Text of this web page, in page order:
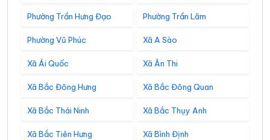
Phường Trần Hưng Đạo Phường Trần Lãm
Phường Vũ Phúc Xã A Sào
Xã Ái Quốc Xã Ân Thi
Xã Bắc Đông Hưng Xã Bắc Đông Quan
Xã Bắc Thái Ninh Xã Bắc Thụy Anh
Xã Bắc Tiên Hưng Xã Bình Định